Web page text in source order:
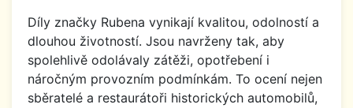
Díly značky Rubena vynikají kvalitou, odolností a
dlouhou životností. Jsou navrženy tak, aby
spolehlivě odolávaly zátěži, opotřebení i
náročným provozním podmínkám. To ocení nejen
sběratelé a restaurátoři historických automobilů,